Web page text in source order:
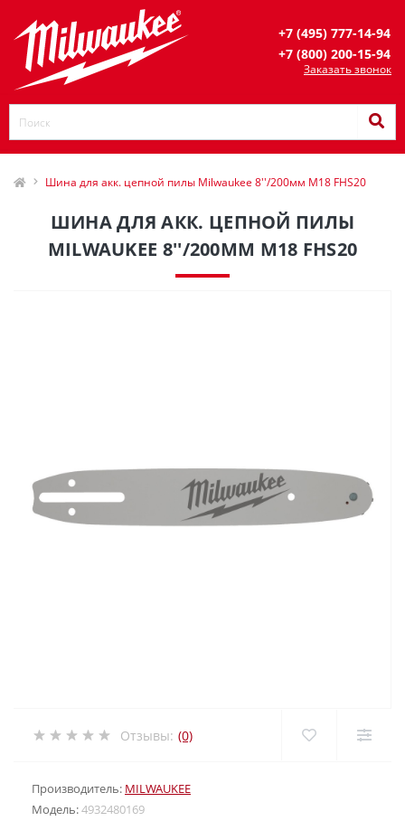
+7 (495) 777-14-94
+7 (800) 200-15-94
Заказать звонок
Шина для акк. цепной пилы Milwaukee 8''/200мм M18 FHS20
ШИНА ДЛЯ АКК. ЦЕПНОЙ ПИЛЫ
MILWAUKEE 8''/200ММ M18 FHS20
Отзывы: (0)
Производитель: MILWAUKEE
Модель:4932480169